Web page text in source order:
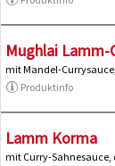
Mughlai Lamm-
mit Mandel-
Produktinfo
Lamm Korma
mit Curry-Sahnesauce,